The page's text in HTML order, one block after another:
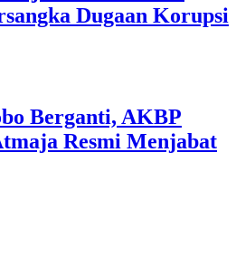
Dugaan Korupsi
Berganti, AKBP
Resmi Menjabat